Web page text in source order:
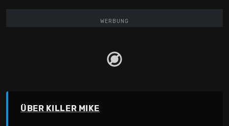
WERBUNG
ÜBER KILLER MIKE